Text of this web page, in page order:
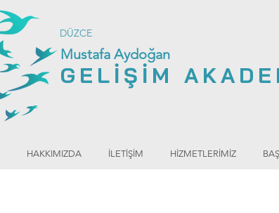
Mustafa Aydoğan
GELİŞİM
DÜZCE
HAKKIMIZDA İLETİŞİM HİZMETLERİMİZ